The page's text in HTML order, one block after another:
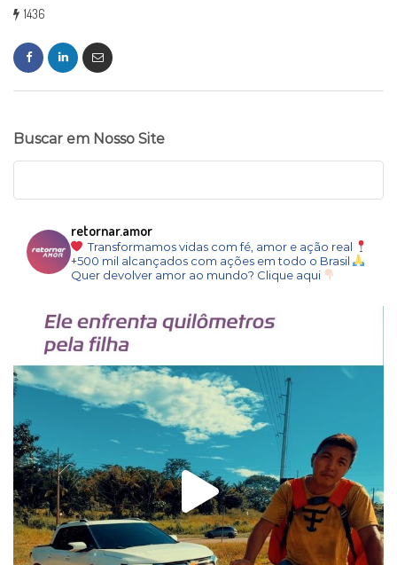
1436
Buscar em Nosso Site
retornar.amor
Transformamos vidas com fé, amor e ação real
+500 mil alcançados com ações em todo o Brasil
Quer devolver amor ao mundo? Clique aqui